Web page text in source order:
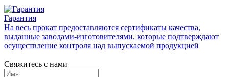
Гарантия
На весь прокат предоставляются сертификаты качества,
выданные заводами-изготовителями, которые подтверждают
осуществление контроля над выпускаемой продукцией
Свяжитесь с нами